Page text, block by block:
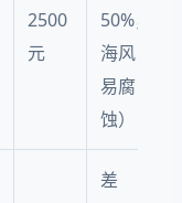
2500
元
50%，
海风
易腐
蚀）
差